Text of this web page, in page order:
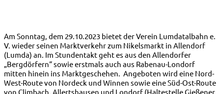
Am Sonntag, dem 29.10.2023 bietet der Verein Lumdatalbahn e.
V. wieder seinen Marktverkehr zum Nikelsmarkt in Allendorf
(Lumda) an. Im Stundentakt geht es aus den Allendorfer
„Bergdörfern“ sowie erstmals auch aus Rabenau-Londorf
mitten hinein ins Marktgeschehen. Angeboten wird eine Nord-
West-Route von Nordeck und Winnen sowie eine Süd-Ost-Route
von Climbach, Allertshausen und Londorf (Haltestelle Gießener